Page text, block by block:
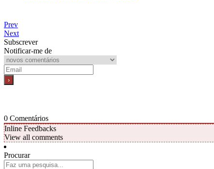
Prev
Next
Subscrever
Notificar-me de
0 Comentários
Inline Feedbacks
View all comments
Procurar